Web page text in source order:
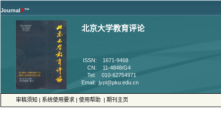
™
ISSN: 1671-9468
CN: 11-4848/G4
Tel: 010-62754971
| | |